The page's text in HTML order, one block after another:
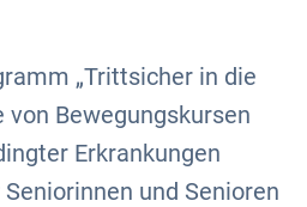
„Trittsicher in die
Bewegungskursen
Erkrankungen
und Senioren